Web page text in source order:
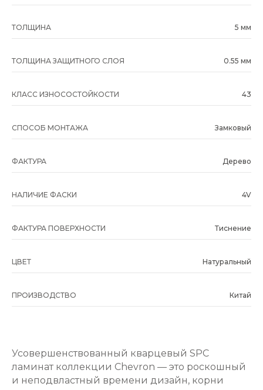
ТОЛЩИНА 5 мм
ТОЛЩИНА ЗАЩИТНОГО СЛОЯ 0.55 мм
КЛАСС ИЗНОСОСТОЙКОСТИ 43
СПОСОБ МОНТАЖА Замковый
ФАКТУРА Дерево
НАЛИЧИЕ ФАСКИ 4V
ФАКТУРА ПОВЕРХНОСТИ Тиснение
ЦВЕТ Натуральный
ПРОИЗВОДСТВО Китай
Усовершенствованный кварцевый SPC
ламинат коллекции Chevron — это роскошный
и неподвластный времени дизайн, корни